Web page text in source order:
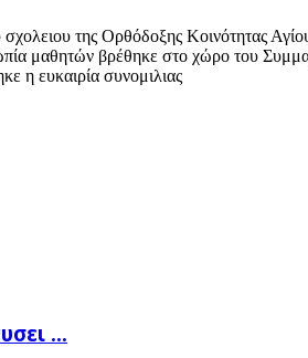
της Ορθόδοξης Κοινότητας
μαθητών βρέθηκε στο χώρο του
η ευκαιρία συνομιλιας
...